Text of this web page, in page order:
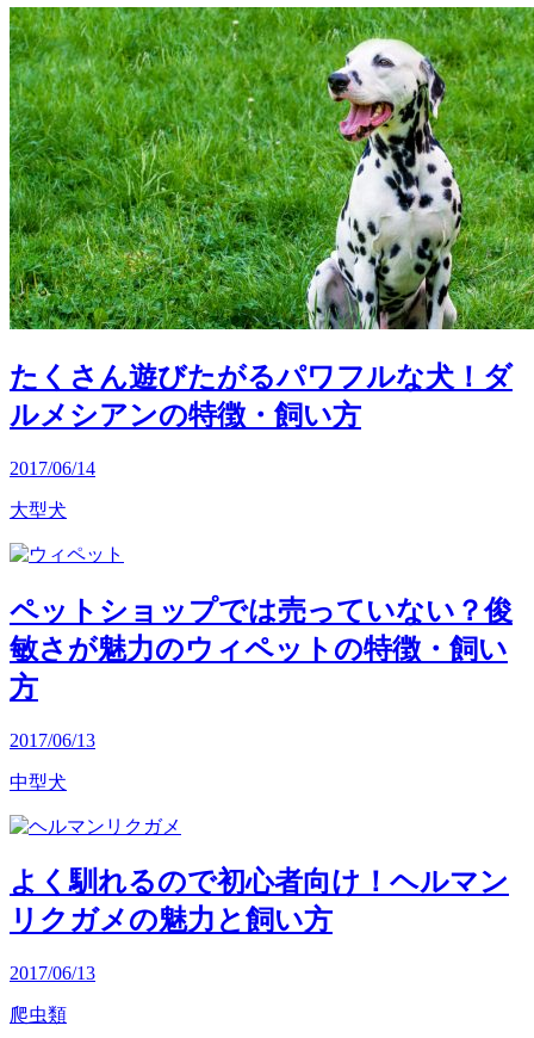
たくさん遊びたがるパワフルな犬！ダ
ルメシアンの特徴・飼い方
2017/06/14
大型犬
ペットショップでは売っていない？俊
敏さが魅力のウィペットの特徴・飼い
方
2017/06/13
中型犬
よく馴れるので初心者向け！ヘルマン
リクガメの魅力と飼い方
2017/06/13
爬虫類